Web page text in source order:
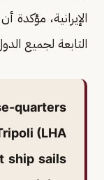
الإيرانية،
التابعة لجميع
quarters
(LHA
ship sails